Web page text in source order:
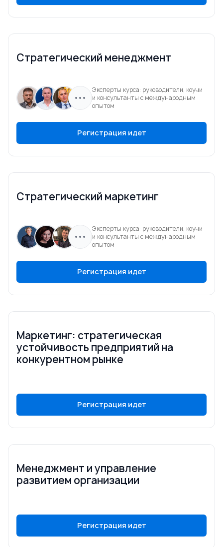
Стратегический менеджмент
Эксперты курса: руководители, коучи
и консультанты с международным
опытом
Регистрация идет
Стратегический маркетинг
Эксперты курса: руководители, коучи
и консультанты с международным
опытом
Регистрация идет
Маркетинг: стратегическая
устойчивость предприятий на
конкурентном рынке
Регистрация идет
Менеджмент и управление
развитием организации
Регистрация идет